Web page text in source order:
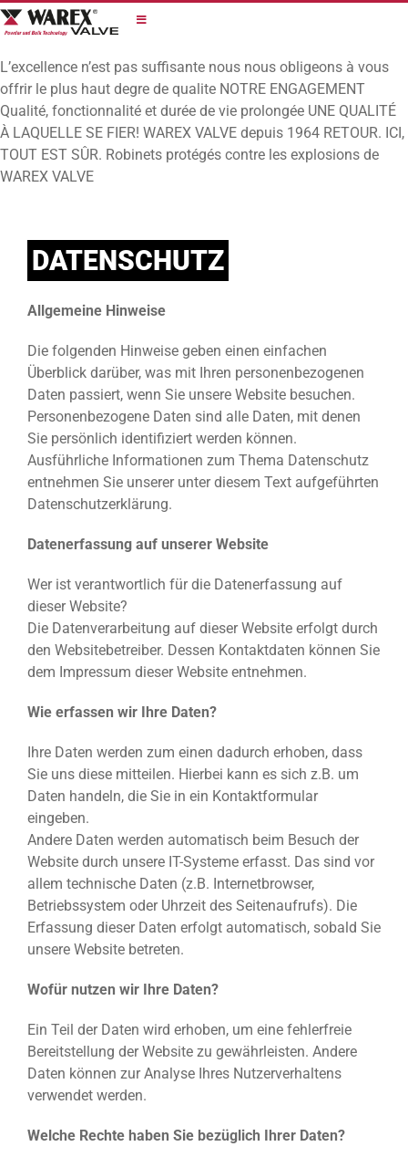
Skip
to
L’excellence n’est pas suffisante nous nous obligeons à vous
offrir le plus haut degre de qualite NOTRE ENGAGEMENT
Qualité, fonctionnalité et durée de vie prolongée UNE QUALITÉ
À LAQUELLE SE FIER! WAREX VALVE depuis 1964 RETOUR. ICI,
TOUT EST SÛR. Robinets protégés contre les explosions de
WAREX VALVE
DATENSCHUTZ
Allgemeine Hinweise
Die folgenden Hinweise geben einen einfachen
Überblick darüber, was mit Ihren personenbezogenen
Daten passiert, wenn Sie unsere Website besuchen.
Personenbezogene Daten sind alle Daten, mit denen
Sie persönlich identifiziert werden können.
Ausführliche Informationen zum Thema Datenschutz
entnehmen Sie unserer unter diesem Text aufgeführten
Datenschutzerklärung.
Datenerfassung auf unserer Website
Wer ist verantwortlich für die Datenerfassung auf
dieser Website?
Die Datenverarbeitung auf dieser Website erfolgt durch
den Websitebetreiber. Dessen Kontaktdaten können Sie
dem Impressum dieser Website entnehmen.
Wie erfassen wir Ihre Daten?
Ihre Daten werden zum einen dadurch erhoben, dass
Sie uns diese mitteilen. Hierbei kann es sich z.B. um
Daten handeln, die Sie in ein Kontaktformular
eingeben.
Andere Daten werden automatisch beim Besuch der
Website durch unsere IT-Systeme erfasst. Das sind vor
allem technische Daten (z.B. Internetbrowser,
Betriebssystem oder Uhrzeit des Seitenaufrufs). Die
Erfassung dieser Daten erfolgt automatisch, sobald Sie
unsere Website betreten.
Wofür nutzen wir Ihre Daten?
Ein Teil der Daten wird erhoben, um eine fehlerfreie
Bereitstellung der Website zu gewährleisten. Andere
Daten können zur Analyse Ihres Nutzerverhaltens
verwendet werden.
Welche Rechte haben Sie bezüglich Ihrer Daten?